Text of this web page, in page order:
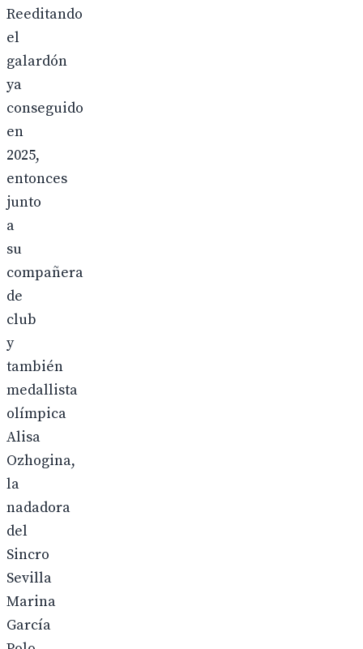
Reeditando
el
galardón
ya
conseguido
en
2025,
entonces
junto
a
su
compañera
de
club
y
también
medallista
olímpica
Alisa
Ozhogina,
la
nadadora
del
Sincro
Sevilla
Marina
García